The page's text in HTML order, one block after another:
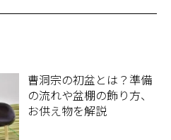
曹洞宗の初盆とは？準備
の流れや盆棚の飾り方、
お供え物を解説